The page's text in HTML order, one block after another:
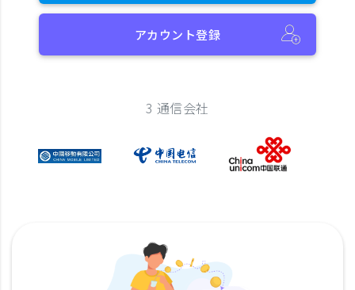
アカウント登録
3 通信会社